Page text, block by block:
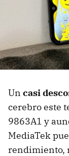
Un casi
cerebro este
9863A1 y
MediaTek
rendimiento,